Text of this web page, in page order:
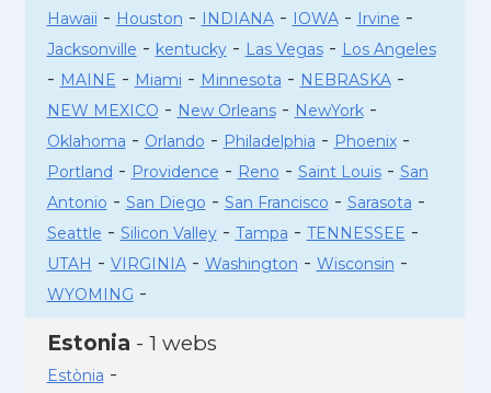
Hawaii - Houston - INDIANA- IOWA- Irvine -
Jacksonville - kentucky- Las Vegas- Los Angeles
- MAINE - Miami - Minnesota - NEBRASKA-
NEW MEXICO - New Orleans- NewYork-
Oklahoma - Orlando - Philadelphia - Phoenix-
Portland - Providence - Reno - Saint Louis- San
Antonio - San Diego - San Francisco - Sarasota -
Seattle - Silicon Valley- Tampa - TENNESSEE -
UTAH - VIRGINIA- Washington - Wisconsin -
WYOMING -
Estonia - 1 webs
Estònia -